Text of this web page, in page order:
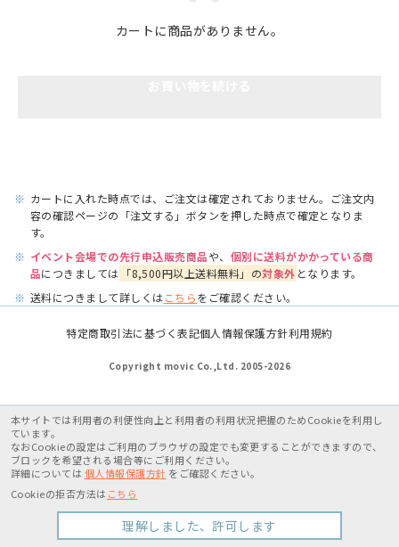
カートに商品がありません。
※ カートに入れた時点では、ご注文は確定されておりません。ご注文内
容の確認ページの「注文する」ボタンを押した時点で確定となりま
す。
※ イベント会場での先行申込販売商品や、 個別に送料がかかっている商
品につきましては 「8,500円以上送料無料」の対象外 となります。
※ 送料につきまして詳しくはこちらをご確認ください。
特定商取引法に基づく表記個人情報保護方針利用規約
Copyright movic Co.,Ltd. 2005-2026
本サイトでは利用者の利便性向上と利用者の利用状況把握のためCookieを利用し
ています。
なおCookieの設定はご利用のブラウザの設定でも変更することができますので、
ブロックを希望される場合等にご利用ください。
詳細については 個人情報保護方針 をご確認ください。
Cookieの拒否方法は こちら
理解しました、許可します